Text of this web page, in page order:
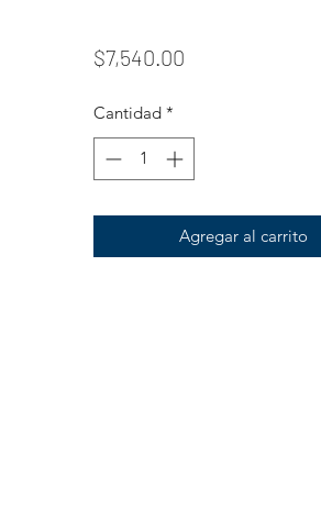
$7,540.00Precio
Cantidad *
Agregar al carrito